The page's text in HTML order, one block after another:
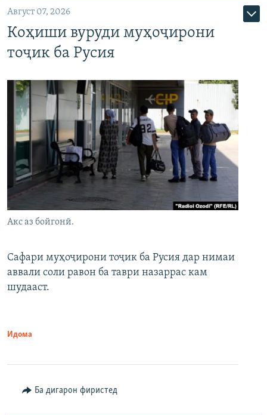
Август 07, 2026
Коҳиши вуруди муҳоҷирони
тоҷик ба Русия
Акс аз бойгонӣ.
Сафари муҳоҷирони тоҷик ба Русия дар нимаи
аввали соли равон ба таври назаррас кам
шудааст.
Идома
Ба дигарон фиристед